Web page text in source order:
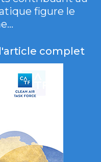
figure le
complet